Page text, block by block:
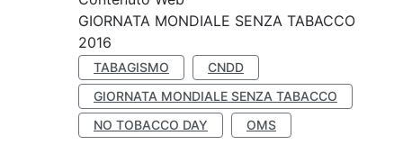
GIORNATA MONDIALE SENZA TABACCO
2016
TABAGISMO
CNDD
GIORNATA MONDIALE SENZA TABACCO
NO TOBACCO DAY
OMS